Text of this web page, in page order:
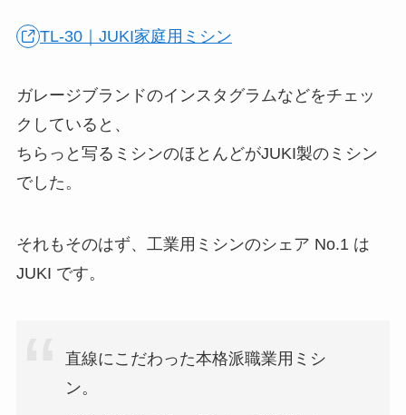
TL-30｜JUKI家庭用ミシン
ガレージブランドのインスタグラムなどをチェッ
クしていると、
ちらっと写るミシンのほとんどがJUKI製のミシン
でした。
それもそのはず、工業用ミシンのシェア No.1 は
JUKI です。
直線にこだわった本格派職業用ミシ
ン。